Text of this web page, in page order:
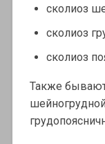
сколиоз
сколиоз
сколиоз
Также